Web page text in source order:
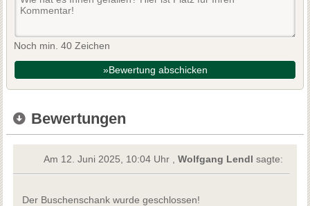
Noch min. 40 Zeichen
»Bewertung abschicken
Bewertungen
Am 12. Juni 2025, 10:04 Uhr ,Wolfgang Lendlsagte:
Der Buschenschank wurde geschlossen!